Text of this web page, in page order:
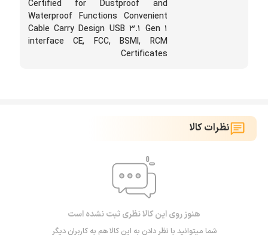
‌خواهید اطلاعات را همراه خود داشته باشید و نیازی به
لپ‌ تاپ ندارید می ‌توانید از این هارد استفاده کنید تا
اطلاعات بیشتری بتوانید ذخیره و کیف خود را سبک ‌تر
Certified for Dustproof and
Waterproof Functions Convenient
Cable Carry Design USB 3.1 Gen 1
interface CE, FCC, BSMI, RCM
Certificates
نظرات کالا
هنوز روی این کالا نظری ثبت نشده است
شما میتوانید با نظر دادن به این کالا هم به کاربران دیگر